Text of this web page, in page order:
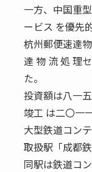
一方、中国重
ービス を優先
杭州郵便速達
達 物 流 処 理
た。
投資額は八一
竣工 は二〇一
大型鉄道コン
取扱駅「成都
同駅は鉄道コ